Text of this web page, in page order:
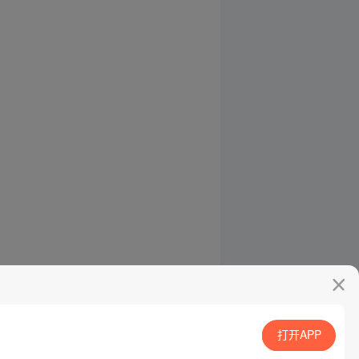
打开APP